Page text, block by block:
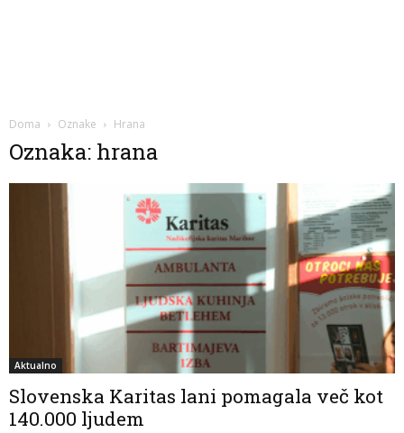
Doma Oznake Hrana
Oznaka: hrana
Aktualno
Slovenska Karitas lani pomagala več kot
140.000 ljudem